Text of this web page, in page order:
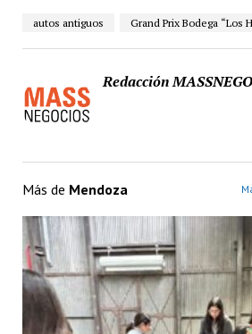
autos antiguos Grand Prix Bodega “Los
Redacción
Más de Mendoza